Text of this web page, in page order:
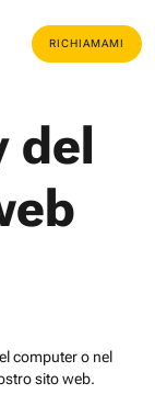
RICHIAMAMI
del
computer o nel
sito web.